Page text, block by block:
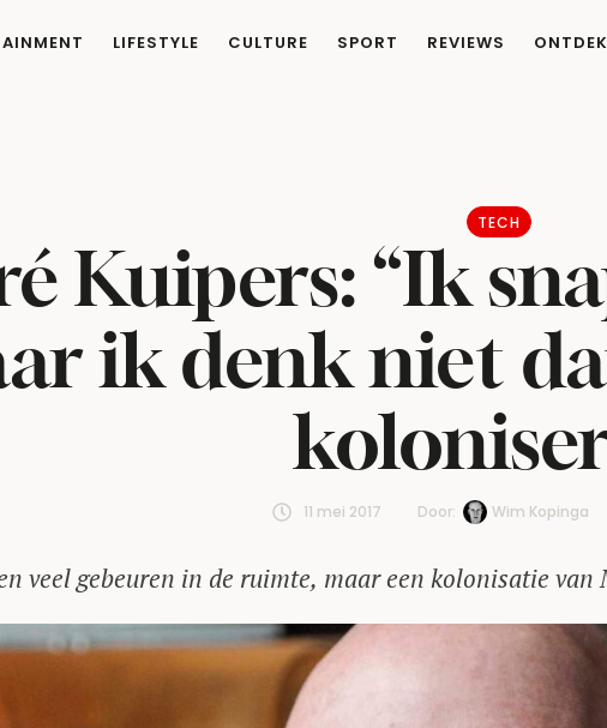
LIFESTYLE CULTURE SPORT REVIEWS
TECH
Kuipers: “Ik
ik denk niet
11 mei 2017 Door: Wim Kopinga
veel gebeuren in de ruimte, maar een kolonisatie van